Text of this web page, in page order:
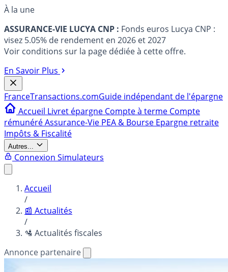
À la une
ASSURANCE-VIE LUCYA CNP : Fonds euros Lucya CNP :
visez 5.05% de rendement en 2026 et 2027
Voir conditions sur la page dédiée à cette offre.
En Savoir Plus
FranceTransactions.comGuide indépendant de l'épargne
Accueil Livret épargne Compte à terme Compte
rémunéréAssurance-Vie PEA & Bourse Epargne retraite
Impôts & Fiscalité
Autres...
Connexion Simulateurs
Accueil
/
📰 Actualités
/
🛂 Actualités fiscales
Annonce partenaire